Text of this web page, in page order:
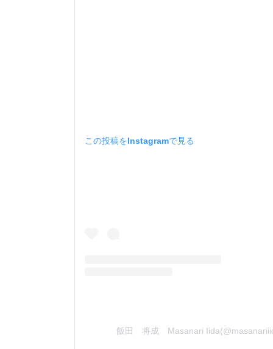
この投稿をInstagramで見る
飯田 将成 Masanari